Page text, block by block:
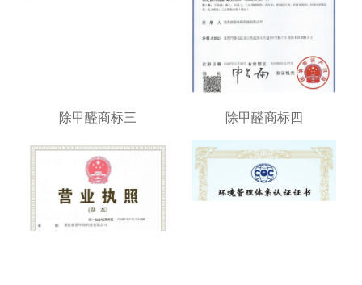
除甲醛商标三 除甲醛商标四